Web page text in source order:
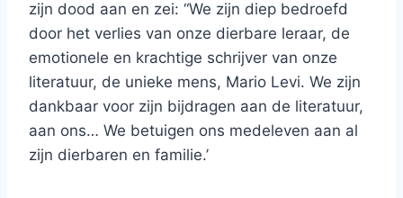
zijn dood aan en zei: “We zijn diep bedroefd
door het verlies van onze dierbare leraar, de
emotionele en krachtige schrijver van onze
literatuur, de unieke mens, Mario Levi. We zijn
dankbaar voor zijn bijdragen aan de literatuur,
aan ons… We betuigen ons medeleven aan al
zijn dierbaren en familie.’